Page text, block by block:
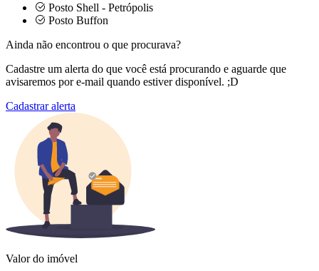
Posto Shell - Petrópolis
Posto Buffon
Ainda não encontrou o que procurava?
Cadastre um alerta do que você está procurando e aguarde que
avisaremos por e-mail quando estiver disponível. ;D
Cadastrar alerta
Valor do imóvel